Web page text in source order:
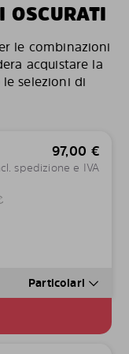
OSCURATI
le combinazioni
acquistare la
selezioni di
97,00 €
spedizione e IVA
Particolari